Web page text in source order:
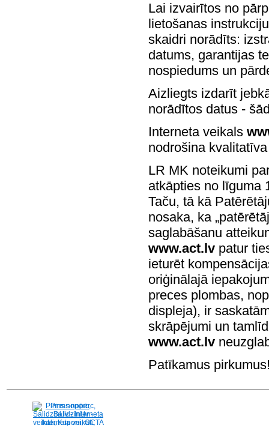
Lai izvairītos no
lietošanas
skaidri norādīts:
datums, garantijas
nospiedums un
Aizliegts izdarīt
norādītos datus -
Interneta veikals
nodrošina
LR MK noteikumi
atkāpties no līguma
Taču, tā kā
nosaka, ka
saglabāšanu
www.act.lv patur
ieturēt
oriģinālajā
preces plombas,
displeja), ir
skrāpējumi un
www.act.lv
Patīkamus
Pirms nopērc,
Salidzini.lv - Interneta
veikali, Kuponi, OCTA